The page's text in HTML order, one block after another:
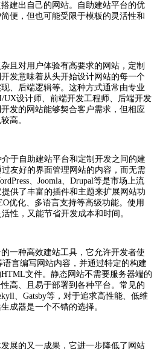
建出自己的网站。自助建站平台的优
便，但也可能受限于模板的灵活性和
且对用户体验有高要求的网站，定制
发意味着从头开始设计网站的每一个
、后端逻辑等。这种方式通常由专业
UX设计师、前端开发工程师、后端开发
发的网站能够契合客户需求，但相应
高。
于自助建站平台和定制开发之间的建
友好的界面管理网站的内容，而无需
、Joomla、Drupal等是市场上流
供了丰富的插件和主题来扩展网站功
优化、多语言支持等高级功能。使用
性，又能节省开发成本和时间。
一种高效建站工具，它允许开发者使
言编写网站内容，并通过特定的构建
文件。静态网站不需要服务器端的
高、且易于部署到各种平台。常见的
、Gatsby等，对于追求高性能、低维
成器是一个不错的选择。
展的又一成果，它进一步降低了网站